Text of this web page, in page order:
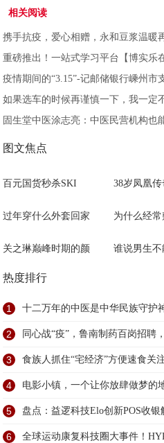
相关阅读
携手抗疫，爱心相赠，永和豆浆温暖
重磅推出！一站式学习平台【博实乐
疫情期间的“3.15”-记邮储银行嵊州市
如果选车的时候再谨慎一下，我一定
固生堂中医涂志亮：中医民营机构也
图文焦点
百元国货秒杀SKI 38岁凤凰
过年穿什么外套回家 为什么经
关之琳巅峰时期的颜 谁说男生
热度排行
1 十二万年的中医是中华民族守护
2 同心战“疫”，鲁南制药百岗招聘
3 食族人抓住“宅经济”方便速食关
4 电影小镇，一个让你放肆做梦的
5 盘点：益逻科技Elo创新POS收银
6 全球运动康复科技圈大事件！